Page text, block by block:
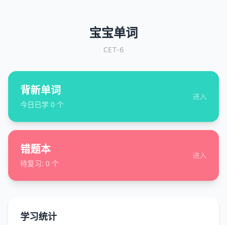
宝宝单词
CET-6
背新单词
今日已学 0 个
进入
错题本
待复习: 0 个
进入
学习统计